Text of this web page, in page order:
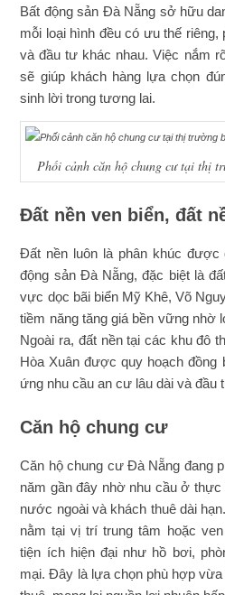
Bất động sản Đà Nẵng sở hữu
mỗi loại hình đều có ưu thế
và đầu tư khác nhau. Việc nắm
sẽ giúp khách hàng lựa chọn
sinh lời trong tương lai.
Phối cảnh căn hộ chung cư tại thị
Đất nền ven biển, đất
Đất nền luôn là phân khúc được
động sản Đà Nẵng, đặc biệt là
vực dọc bãi biển Mỹ Khê, Võ
tiềm năng tăng giá bền vững nhờ
Ngoài ra, đất nền tại các khu đô
Hòa Xuân được quy hoạch đồng
ứng nhu cầu an cư lâu dài và đầu
Căn hộ chung cư
Căn hộ chung cư Đà Nẵng đang
năm gần đây nhờ nhu cầu ở
nước ngoài và khách thuê dài
nằm tại vị trí trung tâm hoặc
tiện ích hiện đại như hồ bơi,
mại. Đây là lựa chọn phù hợp